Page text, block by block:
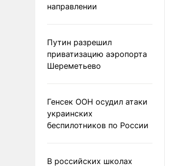
направлении
Путин разрешил
приватизацию аэропорта
Шереметьево
Генсек ООН осудил атаки
украинских
беспилотников по России
В российских школах